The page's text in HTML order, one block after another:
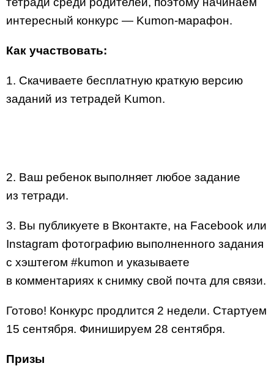
интересный конкурс — Kumon-марафон.
Как участвовать:
1. Скачиваете бесплатную краткую версию
заданий из тетрадей Kumon.
2. Ваш ребенок выполняет любое задание
из тетради.
3. Вы публикуете в Вконтакте, на Facebook или
Instagram фотографию выполненного задания
c хэштегом #kumon и указываете
в комментариях к снимку свой почта для связи.
Готово! Конкурс продлится 2 недели. Стартуем
15 сентября. Финишируем 28 сентября.
Призы